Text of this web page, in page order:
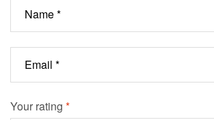
Your rating *